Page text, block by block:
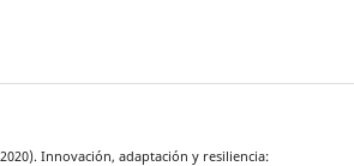
Innovación, adaptación y resiliencia: